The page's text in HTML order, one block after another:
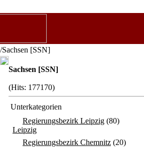
/Sachsen [SSN]
Sachsen [SSN]
(Hits: 177170)
Unterkategorien
Regierungsbezirk Leipzig (80)
Leipzig
Regierungsbezirk Chemnitz (20)